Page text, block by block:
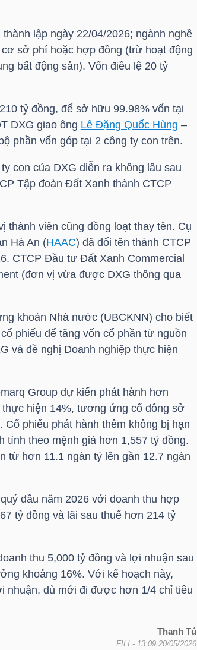
lập ngày 22/04/2026; ngành nghề
sở phí hoặc hợp đồng (trừ hoạt động
bất động sản). Vốn điều lệ 20 tỷ
tỷ đồng, để sở hữu 99.98% vốn tại
DXG giao ông Lê Đặng Quốc Hùng –
phần vốn góp tại 2 công ty con trên.
con của DXG diễn ra không lâu sau
Tập đoàn Đất Xanh thành CTCP
thành viên cũng đồng loạt thay tên. Cụ
Hà An (HAAC) đã đổi tên thành CTCP
CTCP Đầu tư Đất Xanh Commercial
(đơn vị vừa được DXG thông qua
khoán Nhà nước (UBCKNN) cho biết
phiếu để tăng vốn cổ phần từ nguồn
và đề nghị Doanh nghiệp thực hiện
Group dự kiến phát hành hơn
hiện 14%, tương ứng cổ đông sở
phiếu phát hành thêm không bị hạn
tính theo mệnh giá hơn 1,557 tỷ đồng.
từ hơn 11.1 ngàn tỷ lên gần 12.7 ngàn
đầu năm 2026 với doanh thu hợp
tỷ đồng và lãi sau thuế hơn 214 tỷ
thu 5,000 tỷ đồng và lợi nhuận sau
khoảng 16%. Với kế hoạch này,
nhuận, dù mới đi được hơn 1/4 chỉ tiêu
Thanh Tú
FILI - 13:09 20/05/2026